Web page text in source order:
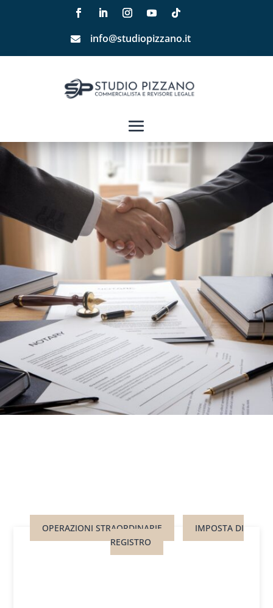
 info@studiopizzano.it
OPERAZIONI STRAORDINARIE
IMPOSTA DI
REGISTRO